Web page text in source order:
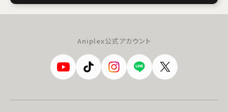
Aniplex公式アカウント